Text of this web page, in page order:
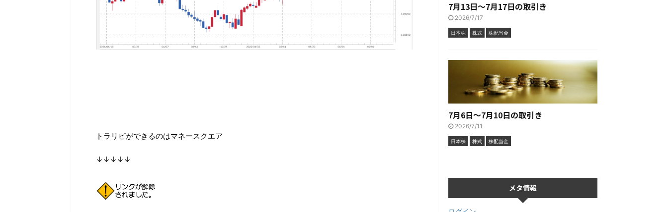
トラリピができるのはマネースクエア
↓↓↓↓↓
7月13日～7月17日の取引き
2026/7/17
日本株 株式 株配当金
7月6日～7月10日の取引き
2026/7/11
日本株 株式 株配当金
メタ情報